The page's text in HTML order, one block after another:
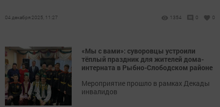
04 декабря 2025, 11:27 1354 0 0
«Мы с вами»: суворовцы устроили
тёплый праздник для жителей дома-
интерната в Рыбно-Слободском районе
Мероприятие прошло в рамках Декады
инвалидов